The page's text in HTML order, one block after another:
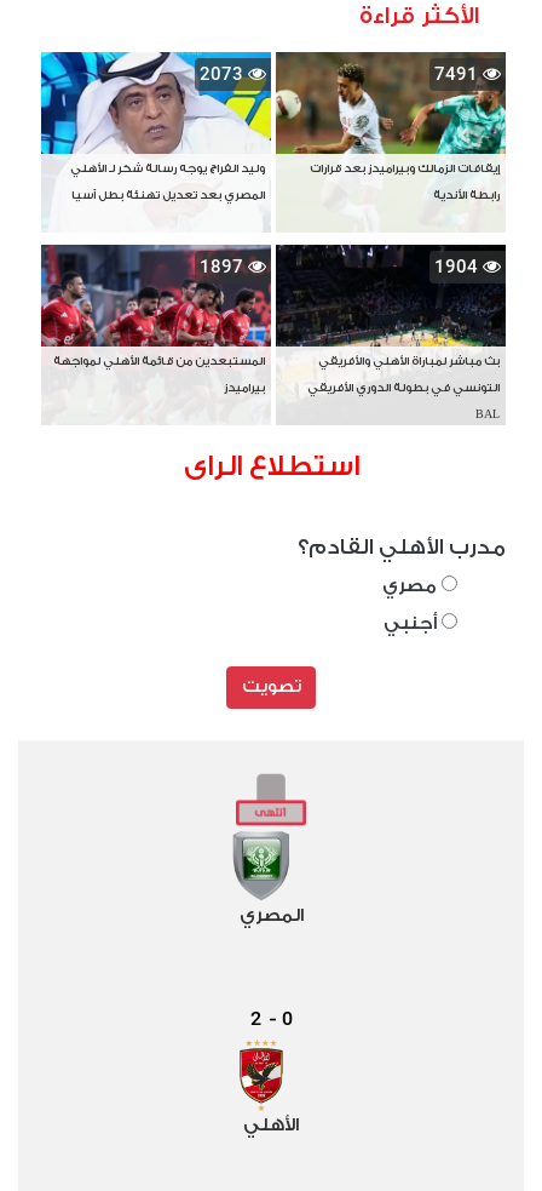
الأكثر قراءة
7491
إيقافات الزمالك وبيراميدز بعد قرارات
رابطة الأندية
2073
وليد الفراج يوجه رسالة شكر لـ الأهلي
المصري بعد تعديل تهنئة بطل آسيا
1904
بث مباشر لمباراة الأهلي والأفريقي
التونسي في بطولة الدوري الأفريقي
BAL
1897
المستبعدين من قائمة الأهلي لمواجهة
بيراميدز
استطلاع الراى
مدرب الأهلي القادم؟
مصري
أجنبي
تصويت
المصري
0
-
2
الأهلي